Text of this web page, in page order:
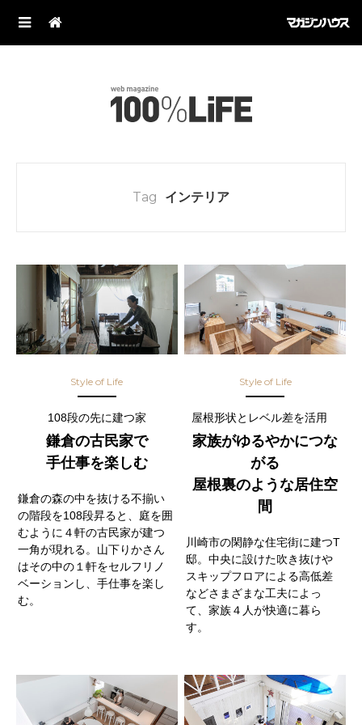
Tag インテリア
Style of Life
108段の先に建つ家
鎌倉の古民家で
手仕事を楽しむ
鎌倉の森の中を抜ける不揃い
の階段を108段昇ると、庭を囲
むように４軒の古民家が建つ
一角が現れる。山下りかさん
はその中の１軒をセルフリノ
ベーションし、手仕事を楽し
む。
Style of Life
屋根形状とレベル差を活用
家族がゆるやかにつな
がる
屋根裏のような居住空
間
川崎市の閑静な住宅街に建つT
邸。中央に設けた吹き抜けや
スキップフロアによる高低差
などさまざまな工夫によっ
て、家族４人が快適に暮ら
す。